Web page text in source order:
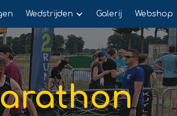
Skip to navigation
Wedstrijden Galerij Webshop